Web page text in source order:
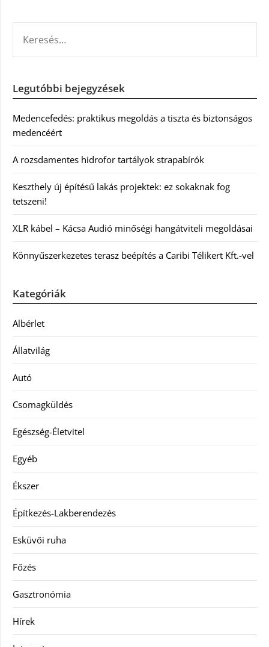
Legutóbbi bejegyzések
Medencefedés: praktikus megoldás a tiszta és biztonságos
medencéért
A rozsdamentes hidrofor tartályok strapabírók
Keszthely új építésű lakás projektek: ez sokaknak fog
tetszeni!
XLR kábel – Kácsa Audió minőségi hangátviteli megoldásai
Könnyűszerkezetes terasz beépítés a Caribi Télikert Kft.-vel
Kategóriák
Albérlet
Állatvilág
Autó
Csomagküldés
Egészség-Életvitel
Egyéb
Ékszer
Építkezés-Lakberendezés
Esküvői ruha
Főzés
Gasztronómia
Hírek